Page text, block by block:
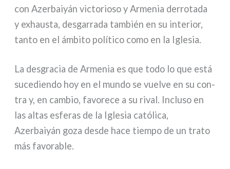
con Azerbaiyán vic­to­rio­so y Armenia der­ro­ta­da
y exhau­sta, desgar­ra­da tam­bién en su inte­rior,
tan­to en el ámbi­to polí­ti­co como en la Iglesia.
La desgra­cia de Armenia es que todo lo que está
suce­dien­do hoy en el mun­do se vuel­ve en su con­
tra y, en cam­bio, favo­re­ce a su rival. Incluso en
las altas esfe­ras de la Iglesia cató­li­ca,
Azerbaiyán goza desde hace tiem­po de un tra­to
más favo­ra­ble.